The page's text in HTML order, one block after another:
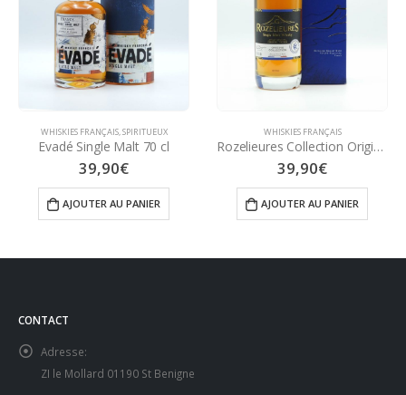
WHISKIES FRANÇAIS,SPIRITUEUX
Evadé Single Malt 70 cl
39,90€
AJOUTER AU PANIER
WHISKIES FRANÇAIS
Rozelieures Collection Origine 70 cl
39,90€
AJOUTER AU PANIER
CONTACT
Adresse:
ZI le Mollard 01190 St Benigne